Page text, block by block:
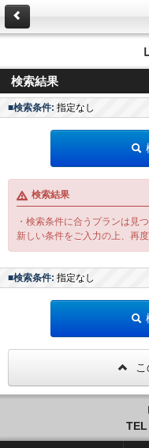
検索結果
■検索条件: 指定なし
検索結果
・検索条件に合うプランは見
新しい条件をご入力の上、再
■検索条件: 指定なし
TEL